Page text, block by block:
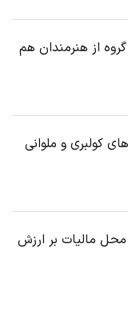
از هنرمندان هم
کولبری و ملوانی
محل مالیات بر ارزش